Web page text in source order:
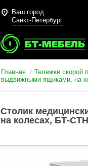
Ваш город:
Санкт-Петербург
Главная Тележки скорой
выдвижными ящиками, на
Столик
на колесах, БТ-